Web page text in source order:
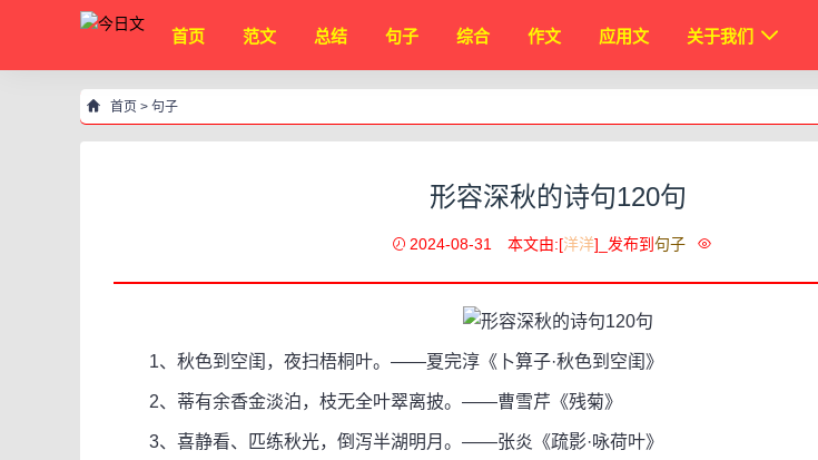
首页 范文 总结 句子 综合 作文 应用文 关于我们
首页 > 句子
形容深秋的诗句120句
2024-08-31 本文由:[洋洋]_发布到 句子
1、秋色到空闺，夜扫梧桐叶。——夏完淳《卜算子·秋色到空闺》
2、蒂有余香金淡泊，枝无全叶翠离披。——曹雪芹《残菊》
3、喜静看、匹练秋光，倒泻半湖明月。——张炎《疏影·咏荷叶》